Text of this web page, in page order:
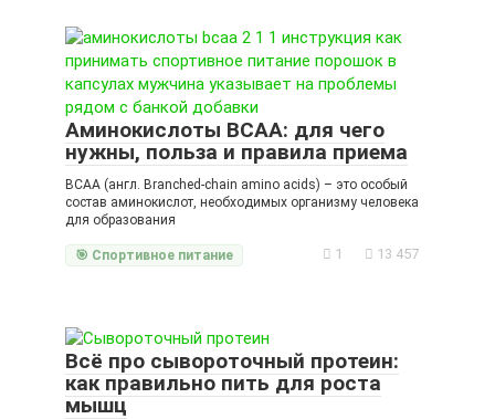
Аминокислоты BCAA: для чего
нужны, польза и правила приема
BCAA (англ. Branched-chain amino acids) – это особый
состав аминокислот, необходимых организму человека
для образования
🎯 Спортивное питание 1 13 457
Всё про сывороточный протеин:
как правильно пить для роста
мышц